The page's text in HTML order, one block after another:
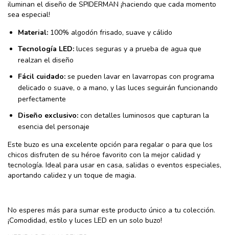
iluminan el diseño de SPIDERMAN ¡haciendo que cada momento
sea especial!
Material: 100% algodón frisado, suave y cálido
Tecnología LED: luces seguras y a prueba de agua que
realzan el diseño
Fácil cuidado: se pueden lavar en lavarropas con programa
delicado o suave, o a mano, y las luces seguirán funcionando
perfectamente
Diseño exclusivo: con detalles luminosos que capturan la
esencia del personaje
Este buzo es una excelente opción para regalar o para que los
chicos disfruten de su héroe favorito con la mejor calidad y
tecnología. Ideal para usar en casa, salidas o eventos especiales,
aportando calidez y un toque de magia.
No esperes más para sumar este producto único a tu colección.
¡Comodidad, estilo y luces LED en un solo buzo!